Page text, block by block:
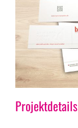
Projektdetails